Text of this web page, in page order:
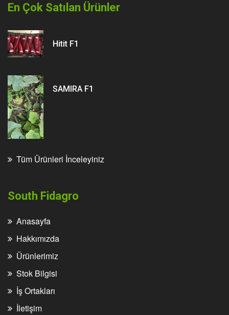
En Çok Satılan Ürünler
Hitit F1
SAMIRA F1
Tüm Ürünleri İnceleyiniz
South Fidagro
Anasayfa
Hakkımızda
Ürünlerimiz
Stok Bilgisi
İş Ortakları
İletişim